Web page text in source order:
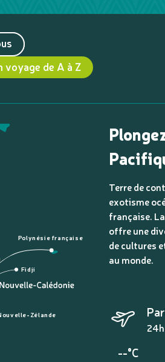
voyage de A à Z
Polynésie française
Fidji
Zélande
Terre de
exotisme
française.
offre une
de cultures
au monde.
--°C